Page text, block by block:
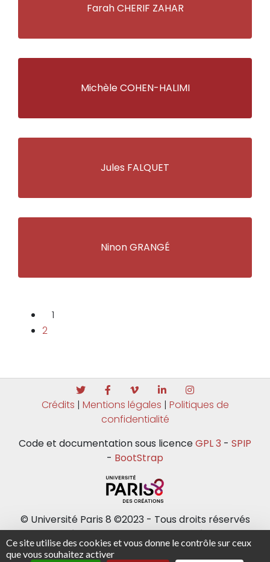
Ce site utilise des cookies et vous donne le contrôle sur ceux
que vous souhaitez activer
Farah CHERIF ZAHAR
Michèle COHEN-HALIMI
Jules FALQUET
Ninon GRANGÉ
1
2
Crédits | Mentions légales | Politiques de
confidentialité
Code et documentation sous licenceGPL 3 - SPIP
- BootStrap
© Université Paris 8 ©2023 - Tous droits réservés
Université Paris 8 - 2 rue de la Liberté - 93526
Saint-Denis cedex / Tel : +33(0)1 49 40 67 89 Fax :